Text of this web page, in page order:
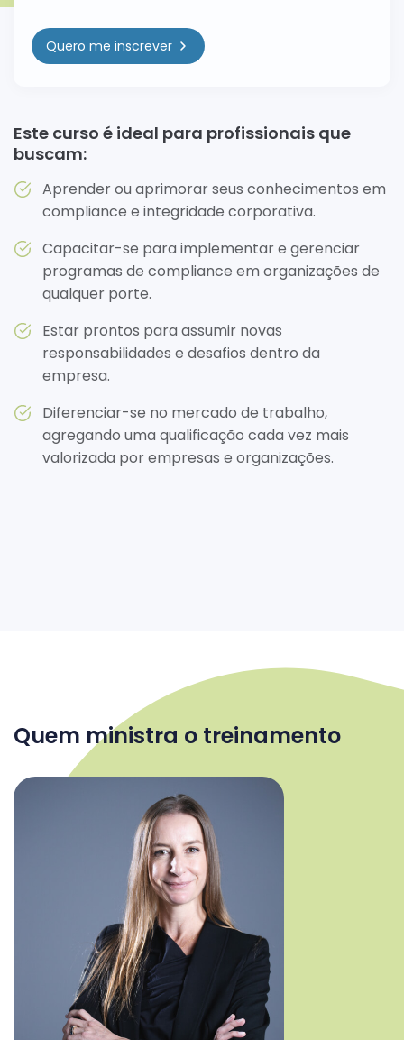
Quero me inscrever
Este curso é ideal para profissionais que
buscam:
Aprender ou aprimorar seus conhecimentos em
compliance e integridade corporativa.
Capacitar-se para implementar e gerenciar
programas de compliance em organizações de
qualquer porte.
Estar prontos para assumir novas
responsabilidades e desafios dentro da
empresa.
Diferenciar-se no mercado de trabalho,
agregando uma qualificação cada vez mais
valorizada por empresas e organizações.
Quem ministra o treinamento